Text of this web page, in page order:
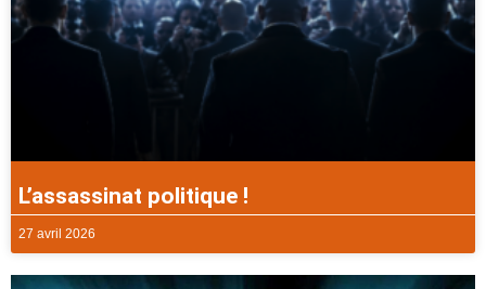
L’assassinat politique !
27 avril 2026